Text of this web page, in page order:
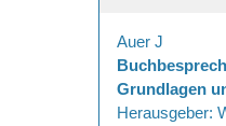
Auer J
Grundlagen
Herausgeber: